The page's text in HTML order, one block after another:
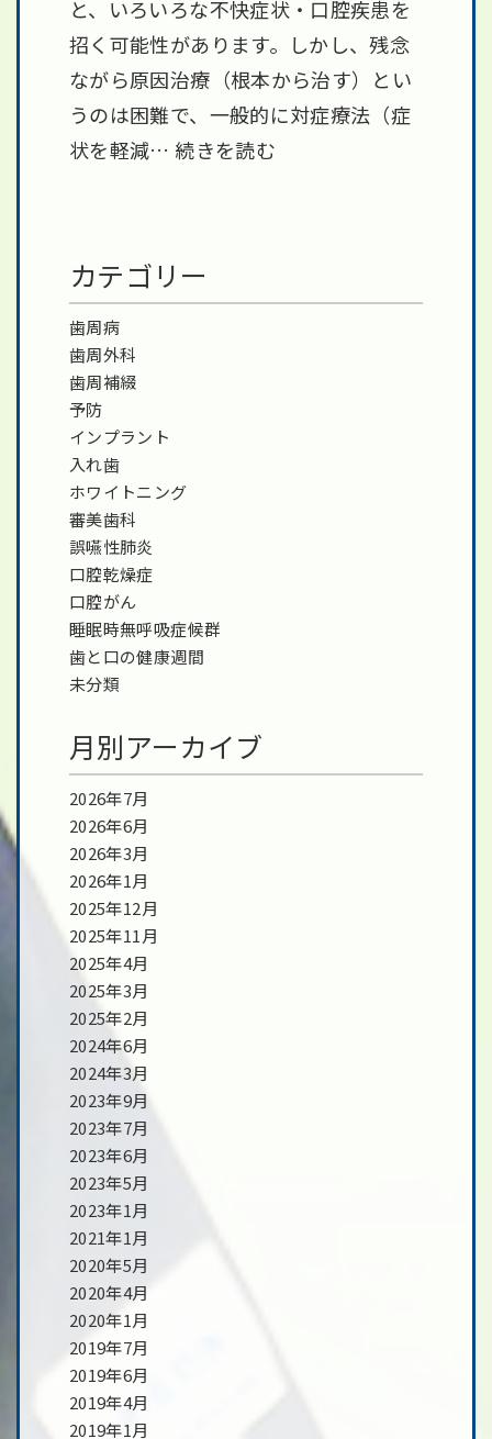
と、いろいろな不快症状・口腔疾患を
招く可能性があります。しかし、残念
ながら原因治療（根本から治す）とい
うのは困難で、一般的に対症療法（症
状を軽減… 続きを読む
カテゴリー
歯周病
歯周外科
歯周補綴
予防
インプラント
入れ歯
ホワイトニング
審美歯科
誤嚥性肺炎
口腔乾燥症
口腔がん
睡眠時無呼吸症候群
歯と口の健康週間
未分類
月別アーカイブ
2026年7月
2026年6月
2026年3月
2026年1月
2025年12月
2025年11月
2025年4月
2025年3月
2025年2月
2024年6月
2024年3月
2023年9月
2023年7月
2023年6月
2023年5月
2023年1月
2021年1月
2020年5月
2020年4月
2020年1月
2019年7月
2019年6月
2019年4月
2019年1月